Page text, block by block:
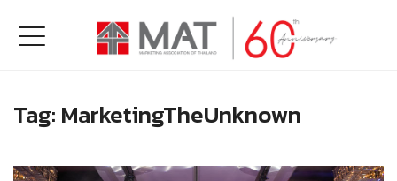
Tag: MarketingTheUnknown